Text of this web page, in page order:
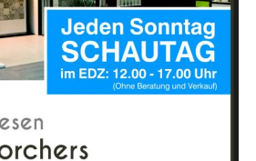
klei­nen Repa­
ra­tu­ren bis
hin zu kom­
plet­ten Neu­
de­ckun­gen –